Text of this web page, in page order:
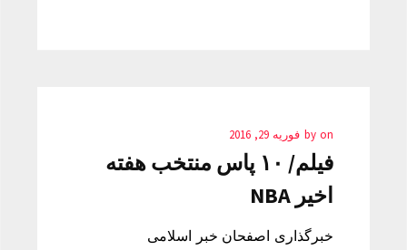
by on فوریه 29, 2016
فیلم/ ۱۰ پاس منتخب هفته
اخیر NBA
خبرگذاری اصفحان خبر اسلامی